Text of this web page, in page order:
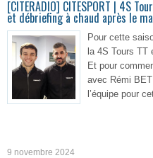
[CITERADIO] CITESPORT | 4S
et débriefing à chaud après le
Pour cette
la 4S Tours TT
Et pour
avec Rémi
l’équipe pour
9 novembre 2024